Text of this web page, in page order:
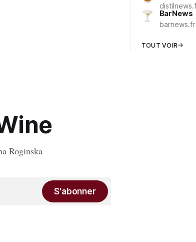
BarNews
barnews.fr
TOUT VOIR
Roginska
S'abonner